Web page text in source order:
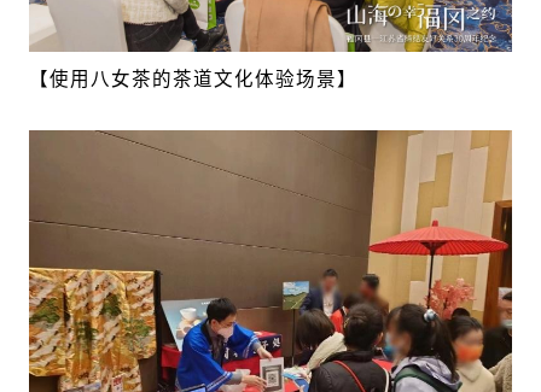
【使用八女茶的茶道文化体验场景】